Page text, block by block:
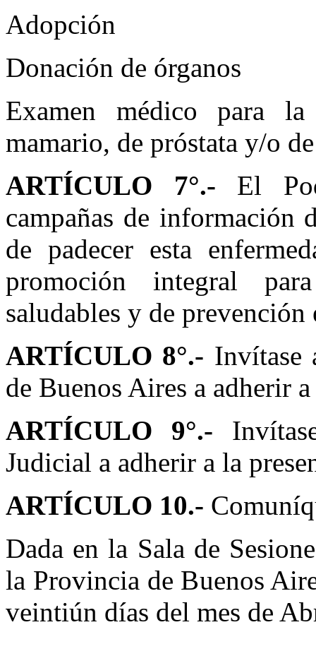
Adopción
Donación de órganos
Examen médico para
mamario, de próstata y/o
ARTÍCULO 7°.- El
campañas de información
de padecer esta
promoción integral
saludables y de
ARTÍCULO 8°.- Invítase
de Buenos Aires a adherir
ARTÍCULO 9°.-
Judicial a adherir a la
ARTÍCULO 10.-
Dada en la Sala de
la Provincia de Buenos
veintiún días del mes de